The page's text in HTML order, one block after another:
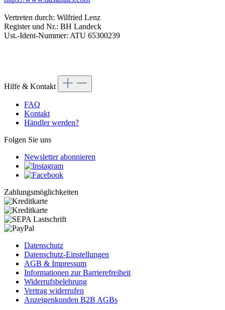
Vertreten durch: Wilfried Lenz
Register und Nr.: BH Landeck
Ust.-Ident-Nummer: ATU 65300239
Hilfe & Kontakt
FAQ
Kontakt
Händler werden?
Folgen Sie uns
Newsletter abonnieren
Zahlungsmöglichkeiten
Datenschutz
Datenschutz-Einstellungen
AGB & Impressum
Informationen zur Barrierefreiheit
Widerrufsbelehrung
Vertrag widerrufen
Anzeigenkunden B2B AGBs